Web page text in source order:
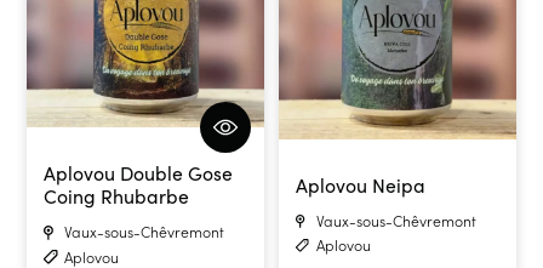
Aplovou Double Gose
Coing Rhubarbe
Vaux-sous-Chêvremont
Aplovou
Aplovou Neipa
Vaux-sous-Chêvremont
Aplovou